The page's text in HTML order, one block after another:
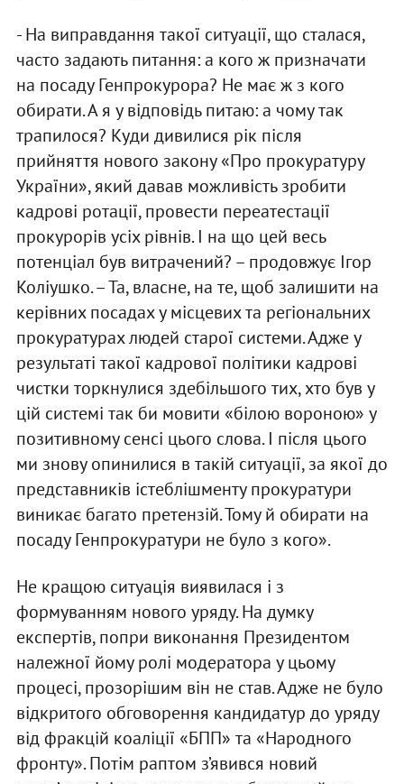
- На виправдання такої ситуації, що сталася,
часто задають питання: а кого ж призначати
на посаду Генпрокурора? Не має ж з кого
обирати. А я у відповідь питаю: а чому так
трапилося? Куди дивилися рік після
прийняття нового закону «Про прокуратуру
України», який давав можливість зробити
кадрові ротації, провести переатестації
прокурорів усіх рівнів. І на що цей весь
потенціал був витрачений? – продовжує Ігор
Коліушко. – Та, власне, на те, щоб залишити на
керівних посадах у місцевих та регіональних
прокуратурах людей старої системи. Адже у
результаті такої кадрової політики кадрові
чистки торкнулися здебільшого тих, хто був у
цій системі так би мовити «білою вороною» у
позитивному сенсі цього слова. І після цього
ми знову опинилися в такій ситуації, за якої до
представників істеблішменту прокуратури
виникає багато претензій. Тому й обирати на
посаду Генпрокуратури не було з кого».
Не кращою ситуація виявилася і з
формуванням нового уряду. На думку
експертів, попри виконання Президентом
належної йому ролі модератора у цьому
процесі, прозорішим він не став. Адже не було
відкритого обговорення кандидатур до уряду
від фракцій коаліції «БПП» та «Народного
фронту». Потім раптом з’явився новий